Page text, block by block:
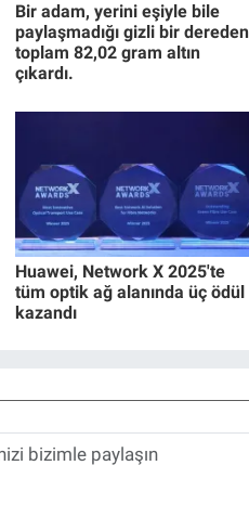
Bir adam, yerini eşiyle bile
paylaşmadığı gizli bir dereden
toplam 82,02 gram altın
çıkardı.
Huawei, Network X 2025'te
tüm optik ağ alanında üç ödül
kazandı